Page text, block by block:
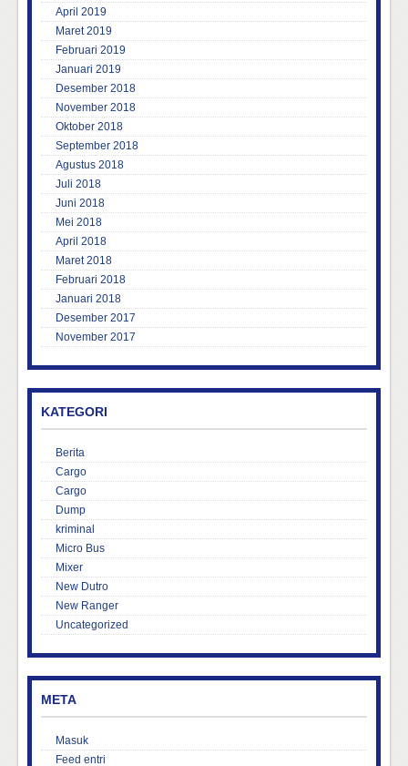
April 2019
Maret 2019
Februari 2019
Januari 2019
Desember 2018
November 2018
Oktober 2018
September 2018
Agustus 2018
Juli 2018
Juni 2018
Mei 2018
April 2018
Maret 2018
Februari 2018
Januari 2018
Desember 2017
November 2017
KATEGORI
Berita
Cargo
Cargo
Dump
kriminal
Micro Bus
Mixer
New Dutro
New Ranger
Uncategorized
META
Masuk
Feed entri